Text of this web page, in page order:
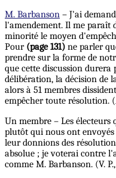
M. Barbanson – J'ai
l'amendement. Il me paraît
minorité le moyen
Pour (page 131) ne parler
prendre sur la forme de
que cette discussion
délibération, la décision de
alors à 51 membres
empêcher toute résolution. (
Un membre – Les
plutôt qui nous ont
leur donnions des
absolue ; je voterai contre
comme M. Barbanson. (V.